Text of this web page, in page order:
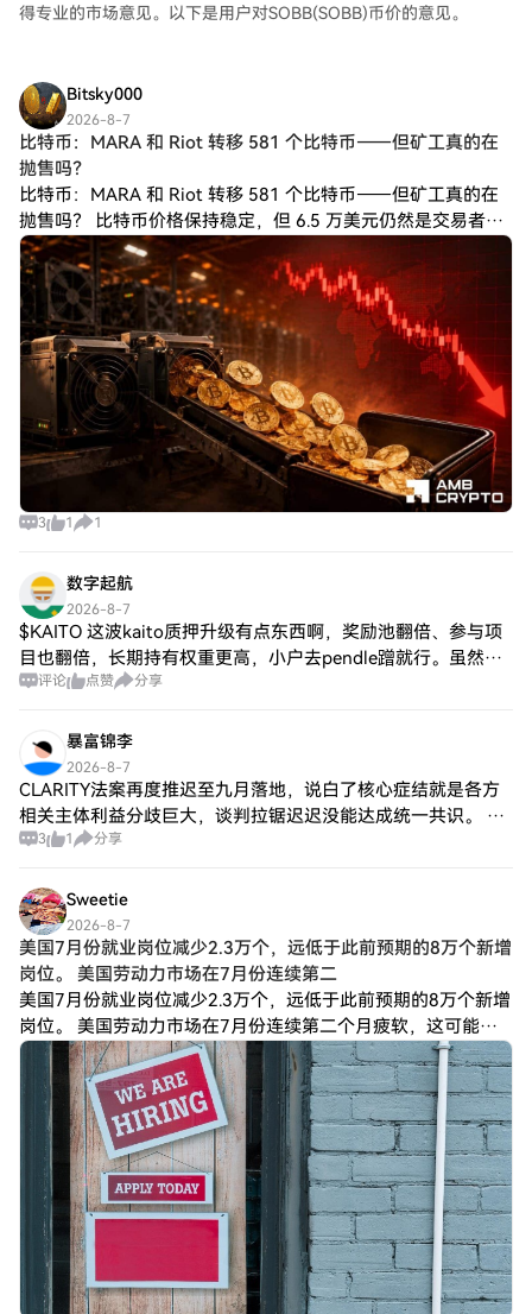
得专业的市场意见。以下是用户对SOBB(SOBB)币价的意见。
Bitsky000
2026-8-7
比特币：MARA 和 Riot 转移 581 个比特币——但矿工真的在
抛售吗？
比特币：MARA 和 Riot 转移 581 个比特币——但矿工真的在
抛售吗？ 比特币价格保持稳定，但 6.5 万美元仍然是交易者需
要重新站稳脚跟的门槛。 三天前，比特币 (BTC) 在 64,988
3 1 1
数字起航
2026-8-7
$KAITO 这波kaito质押升级有点东西啊，奖励池翻倍、参与项
目也翻倍，长期持有权重更高，小户去pendle蹭就行。虽然没
到起飞级别，但至少活过来了 😏 别乱冲，稳住能赢。 {future}
评论 点赞 分享
暴富锦李
2026-8-7
CLARITY法案再度推迟至九月落地，说白了核心症结就是各方
相关主体利益分歧巨大，谈判拉锯迟迟没能达成统一共识。 现
阶段这份监管利好完全处于悬空状态，在正式尘埃落定前，指
3 1 分享
Sweetie
2026-8-7
美国7月份就业岗位减少2.3万个，远低于此前预期的8万个新增
岗位。 美国劳动力市场在7月份连续第二
美国7月份就业岗位减少2.3万个，远低于此前预期的8万个新增
岗位。 美国劳动力市场在7月份连续第二个月疲软，这可能使
美联储在高通胀的情况下仍有空间维持利率不变。 根据政府周
五上午发布的非农就业报告，美